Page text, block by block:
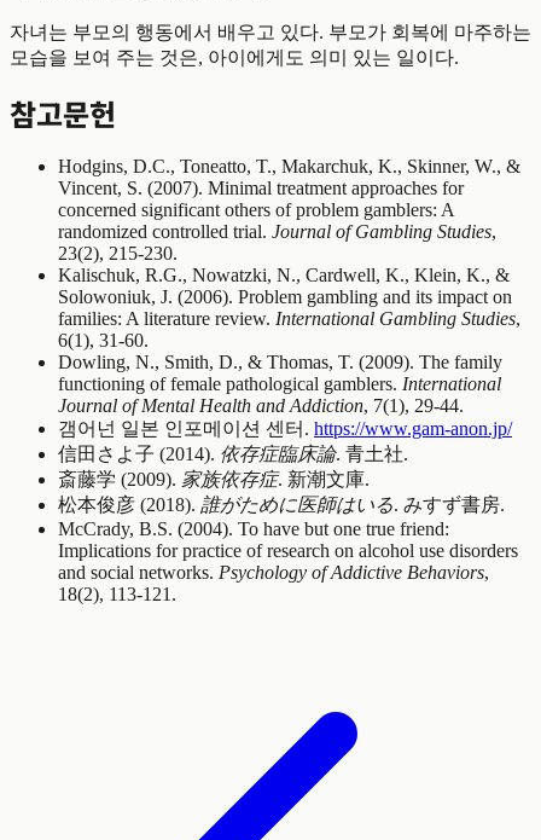
자녀는 부모의 행동에서 배우고 있다. 부모가 회복에 마주하는
모습을 보여 주는 것은, 아이에게도 의미 있는 일이다.
참고문헌
Hodgins, D.C., Toneatto, T., Makarchuk, K., Skinner, W., &
Vincent, S. (2007). Minimal treatment approaches for
concerned significant others of problem gamblers: A
randomized controlled trial. Journal of Gambling Studies,
23(2), 215-230.
Kalischuk, R.G., Nowatzki, N., Cardwell, K., Klein, K., &
Solowoniuk, J. (2006). Problem gambling and its impact on
families: A literature review. International Gambling Studies,
6(1), 31-60.
Dowling, N., Smith, D., & Thomas, T. (2009). The family
functioning of female pathological gamblers. International
Journal of Mental Health and Addiction, 7(1), 29-44.
갬어넌 일본 인포메이션 센터. https://www.gam-anon.jp/
信田さよ子 (2014). 依存症臨床論. 青土社.
斎藤学 (2009). 家族依存症. 新潮文庫.
松本俊彦 (2018). 誰がために医師はいる. みすず書房.
McCrady, B.S. (2004). To have but one true friend:
Implications for practice of research on alcohol use disorders
and social networks. Psychology of Addictive Behaviors,
18(2), 113-121.